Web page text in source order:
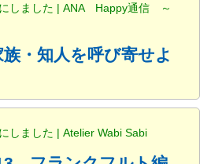
しました | ANA Happy通信 ～
・知人を呼び寄せよ
しました | Atelier Wabi Sabi